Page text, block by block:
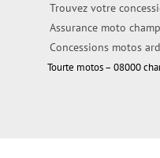
Trouvez votre
Assurance moto
Concessions motos
Tourte motos – 08000